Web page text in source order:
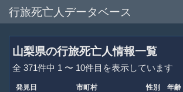
行旅死亡人データベース
山梨県の行旅死亡人情報一覧
全 371件中 1 〜 10件目を表示しています
発見日 市町村 性別 年齢